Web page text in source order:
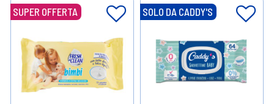
SUPER OFFERTA SOLO DA CADDY'S